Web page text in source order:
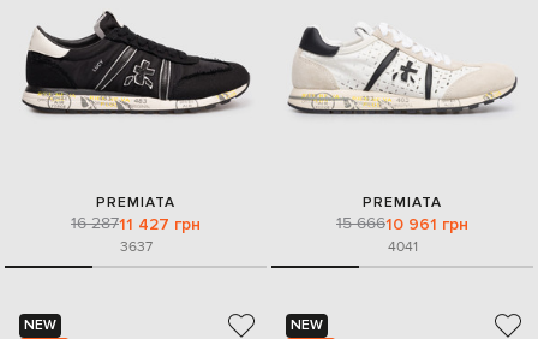
PREMIATA
16 28711 427 грн
3637
PREMIATA
15 66610 961 грн
4041
NEW
NEW